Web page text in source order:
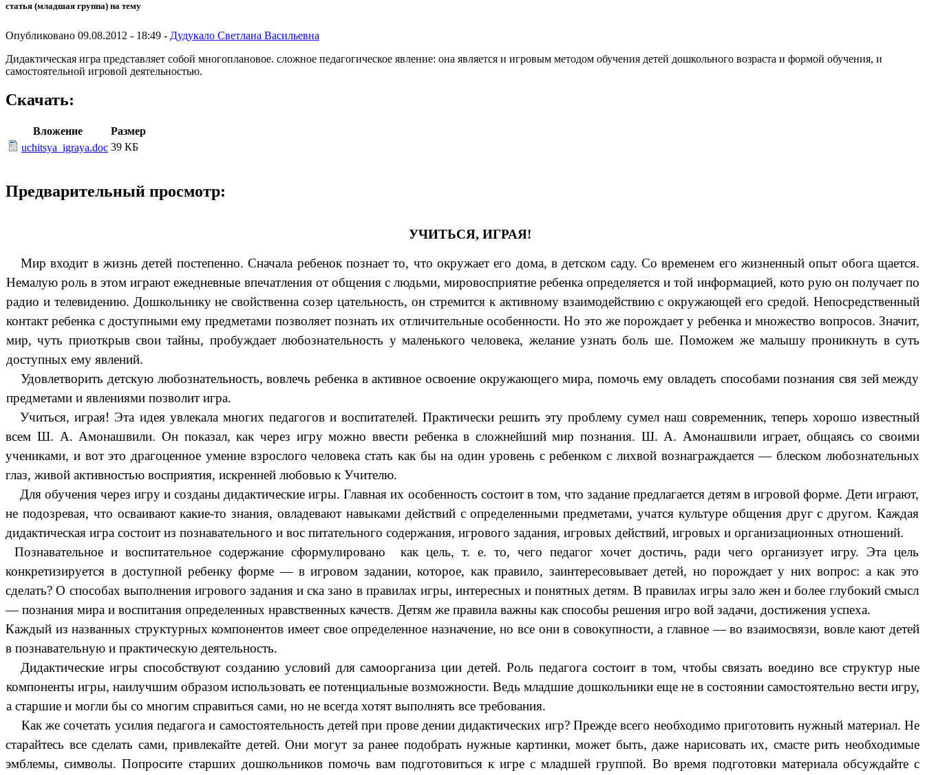
статья (младшая группа) на тему
Опубликовано 09.08.2012 - 18:49 - Дудукало Светлана Васильевна
Дидактическая игра представляет собой многоплановое. сложное педагогическое явление: она является и игровым методом обучения детей дошкольного возраста и формой обучения, и
самостоятельной игровой деятельностью.
Скачать:
Вложение
Размер
uchitsya_igraya.doc 39 КБ
Предварительный просмотр:
УЧИТЬСЯ, ИГРАЯ!
Мир входит в жизнь детей постепенно. Сначала ребенок познает то, что окружает его дома, в детском саду. Со временем его жизненный опыт обога щается.
Немалую роль в этом играют ежедневные впечатления от общения с людьми, мировосприятие ребенка определяется и той информацией, кото рую он получает по
радио и телевидению. Дошкольнику не свойственна созер цательность, он стремится к активному взаимодействию с окружающей его средой. Непосредственный
контакт ребенка с доступными ему предметами позволяет познать их отличительные особенности. Но это же порождает у ребенка и множество вопросов. Значит,
мир, чуть приоткрыв свои тайны, пробуждает любознательность у маленького человека, желание узнать боль ше. Поможем же малышу проникнуть в суть
доступных ему явлений.
Удовлетворить детскую любознательность, вовлечь ребенка в активное освоение окружающего мира, помочь ему овладеть способами познания свя зей между
предметами и явлениями позволит игра.
Учиться, играя! Эта идея увлекала многих педагогов и воспитателей. Практически решить эту проблему сумел наш современник, теперь хорошо известный
всем Ш. А. Амонашвили. Он показал, как через игру можно ввести ребенка в сложнейший мир познания. Ш. А. Амонашвили играет, общаясь со своими
учениками, и вот это драгоценное умение взрослого человека стать как бы на один уровень с ребенком с лихвой вознаграждается — блеском любознательных
глаз, живой активностью восприятия, искренней любовью к Учителю.
Для обучения через игру и созданы дидактические игры. Главная их особенность состоит в том, что задание предлагается детям в игровой форме. Дети играют,
не подозревая, что осваивают какие-то знания, овладевают навыками действий с определенными предметами, учатся культуре общения друг с другом. Каждая
дидактическая игра состоит из познавательного и вос питательного содержания, игрового задания, игровых действий, игровых и организационных отношений.
Познавательное и воспитательное содержание сформулировано как цель, т. е. то, чего педагог хочет достичь, ради чего организует игру. Эта цель
конкретизируется в доступной ребенку форме — в игровом задании, которое, как правило, заинтересовывает детей, но порождает у них вопрос: а как это
сделать? О способах выполнения игрового задания и ска зано в правилах игры, интересных и понятных детям. В правилах игры зало жен и более глубокий смысл
— познания мира и воспитания определенных нравственных качеств. Детям же правила важны как способы решения игро вой задачи, достижения успеха.
Каждый из названных структурных компонентов имеет свое определенное назначение, но все они в совокупности, а главное — во взаимосвязи, вовле кают детей
в познавательную и практическую деятельность.
Дидактические игры способствуют созданию условий для самоорганиза ции детей. Роль педагога состоит в том, чтобы связать воедино все структур ные
компоненты игры, наилучшим образом использовать ее потенциальные возможности. Ведь младшие дошкольники еще не в состоянии самостоятельно вести игру,
а старшие и могли бы со многим справиться сами, но не всегда хотят выполнять все требования.
Как же сочетать усилия педагога и самостоятельность детей при прове дении дидактических игр? Прежде всего необходимо приготовить нужный материал. Не
старайтесь все сделать сами, привлекайте детей. Они могут за ранее подобрать нужные картинки, может быть, даже нарисовать их, смасте рить необходимые
эмблемы, символы. Попросите старших дошкольников помочь вам подготовиться к игре с младшей группой. Во время подготовки материала обсуждайте с